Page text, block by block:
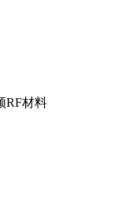
RF材料